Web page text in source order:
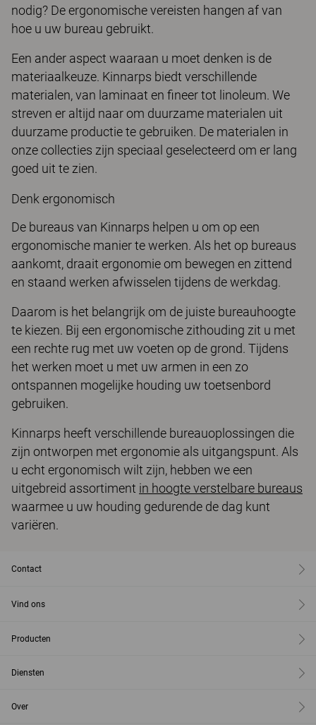
nodig? De ergonomische vereisten hangen af van
hoe u uw bureau gebruikt.
Een ander aspect waaraan u moet denken is de
materiaalkeuze. Kinnarps biedt verschillende
materialen, van laminaat en fineer tot linoleum. We
streven er altijd naar om duurzame materialen uit
duurzame productie te gebruiken. De materialen in
onze collecties zijn speciaal geselecteerd om er lang
goed uit te zien.
Denk ergonomisch
De bureaus van Kinnarps helpen u om op een
ergonomische manier te werken. Als het op bureaus
aankomt, draait ergonomie om bewegen en zittend
en staand werken afwisselen tijdens de werkdag.
Daarom is het belangrijk om de juiste bureauhoogte
te kiezen. Bij een ergonomische zithouding zit u met
een rechte rug met uw voeten op de grond. Tijdens
het werken moet u met uw armen in een zo
ontspannen mogelijke houding uw toetsenbord
gebruiken.
Kinnarps heeft verschillende bureauoplossingen die
zijn ontworpen met ergonomie als uitgangspunt. Als
u echt ergonomisch wilt zijn, hebben we een
uitgebreid assortiment in hoogte verstelbare bureaus
waarmee u uw houding gedurende de dag kunt
variëren.
Contact
Vind ons
Producten
Diensten
Over